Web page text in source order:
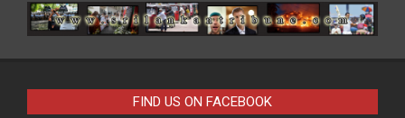
FIND US ON FACEBOOK